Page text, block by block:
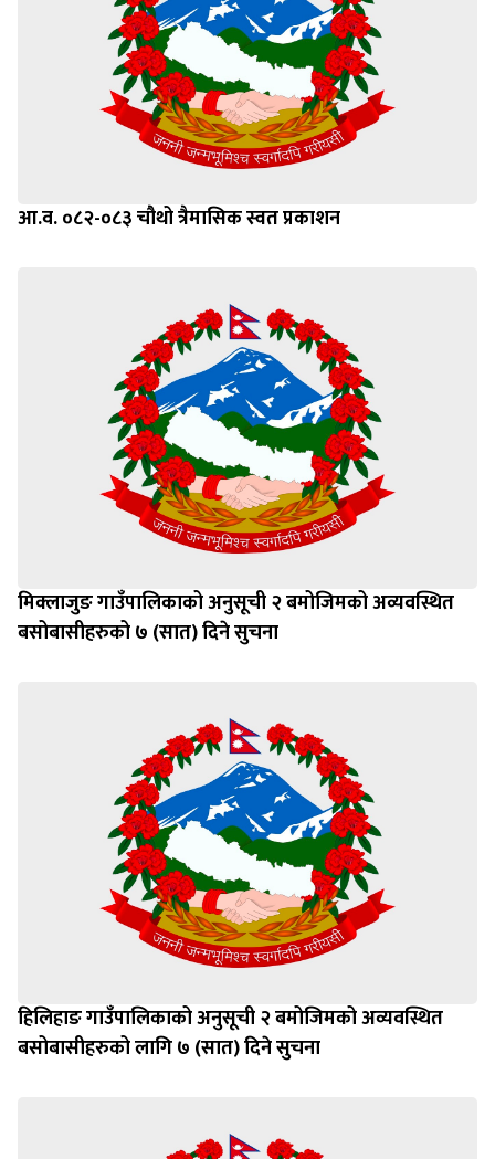
आ.व. ०८२-०८३ चौथो त्रैमासिक स्वत प्रकाशन
मिक्लाजुङ गाउँपालिकाको अनुसूची २ बमोजिमको अव्यवस्थित
बसोबासीहरुको ७ (सात) दिने सुचना
हिलिहाङ गाउँपालिकाको अनुसूची २ बमोजिमको अव्यवस्थित
बसोबासीहरुको लागि ७ (सात) दिने सुचना